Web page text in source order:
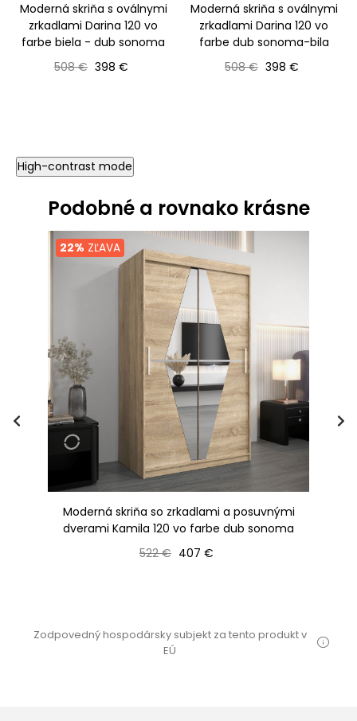
Moderná skriňa s oválnymi
zrkadlami Darina 120 vo
farbe biela - dub sonoma
Bežná cena
508 € Cena
398 €
Moderná skriňa s oválnymi
zrkadlami Darina 120 vo
farbe dub sonoma-bila
Bežná cena
508 € Cena
398 €
High-contrast mode
Podobné a rovnako krásne
22% ZĽAVA
Moderná skriňa so zrkadlami a posuvnými
dverami Kamila 120 vo farbe dub sonoma
Bežná cena
522 € Cena
407 €
Zodpovedný hospodársky subjekt za tento produkt v
EÚ